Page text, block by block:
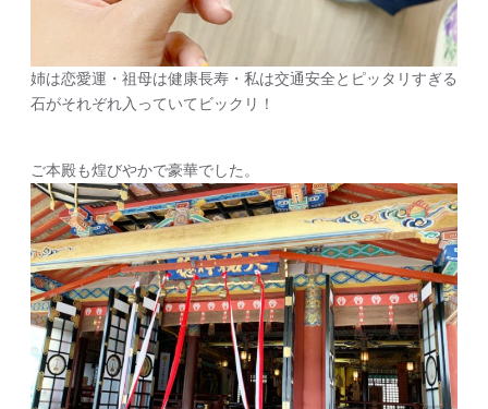
姉は恋愛運・祖母は健康長寿・私は交通安全とピッタリすぎる
石がそれぞれ入っていてビックリ！
ご本殿も煌びやかで豪華でした。